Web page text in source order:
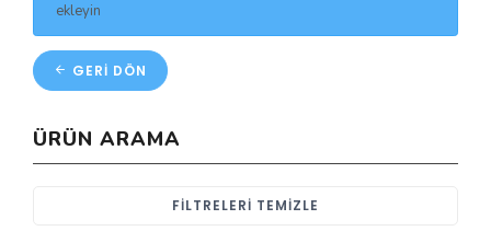
ekleyin
GERI DÖN
ÜRÜN ARAMA
FILTRELERI TEMIZLE